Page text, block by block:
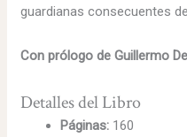
guardianas consecuentes
Con prólogo de Guillermo
Detalles del Libro
Páginas: 160